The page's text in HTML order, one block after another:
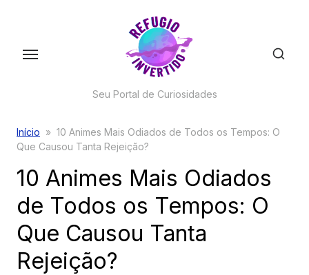
Seu Portal de Curiosidades
Início » 10 Animes Mais Odiados de Todos os Tempos: O
Que Causou Tanta Rejeição?
10 Animes Mais Odiados
de Todos os Tempos: O
Que Causou Tanta
Rejeição?